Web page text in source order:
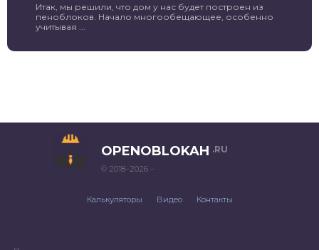
Итак, мы решили, что дом у нас будет построен из
пеноблоков. Начало многообещающее, особенно
учитывая ...
OPENOBLOKAH .RU
© 2018–2026 –
Калькуляторы Видео Контакты